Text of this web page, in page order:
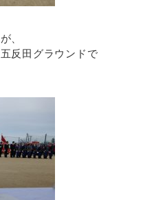
、
反田グラウンドで